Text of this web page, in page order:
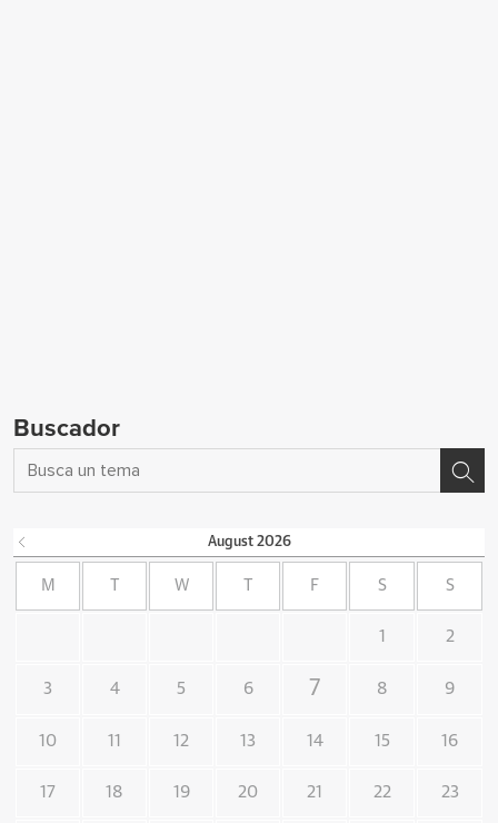
Buscador
August 2026
M W F S S
1 2
3 4 5 6 7 8 9
10 11 12 13 14 15 16
17 18 19 20 21 22 23